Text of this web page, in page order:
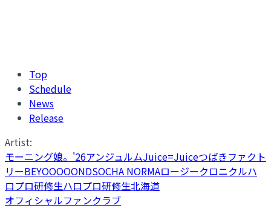
Top
Schedule
News
Release
Artist:
モーニング娘。'26アンジュルムJuice=Juiceつばきファクト
リーBEYOOOOONDSOCHA NORMAロージークロニクルハ
ロプロ研修生ハロプロ研修生北海道
オフィシャルファンクラブ